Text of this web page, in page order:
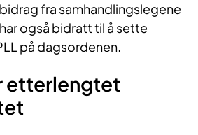
fra samhandlingslegene
også bidratt til å sette
på dagsordenen.
etterlengtet